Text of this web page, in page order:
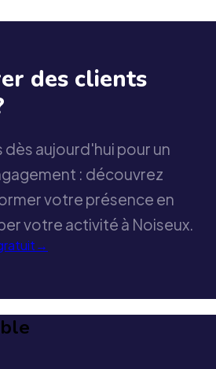
des clients
aujourd'hui pour un
: découvrez
votre présence en
votre activité à Noiseux.
→